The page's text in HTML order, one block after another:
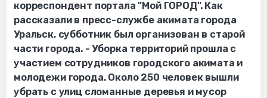
корреспондент портала "Мой ГОРОД". Как
рассказали в пресс-службе акимата города
Уральск, субботник был организован в старой
части города. - Уборка территорий прошла с
участием сотрудников городского акимата и
молодежи города. Около 250 человек вышли
убрать с улиц сломанные деревья и мусор